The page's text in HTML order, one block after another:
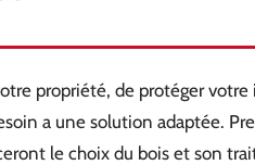
propriété, de protéger
a une solution adaptée.
le choix du bois et son